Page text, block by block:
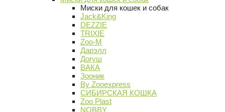
Миски для кошек и собак
Jack&King
DEZZIE
TRIXIE
Zoo-M
Дарэлл
Догуш
ВАКА
Зооник
By Zooexpress
СИБИРСКАЯ КОШКА
Zoo Plast
NOBBY